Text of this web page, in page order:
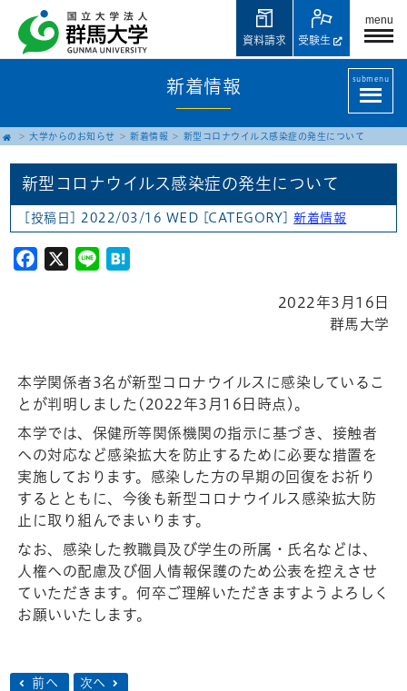
menu
受験生
資料請求
新着情報 submenu
大学からのお知らせ 新着情報 新型コロナウイルス感染症の発生について
新型コロナウイルス感染症の発生について
[投稿日] 2022/03/16 WED [CATEGORY]新着情報
Facebook
X Line
2022年3月16日
群馬大学
本学関係者3名が新型コロナウイルスに感染しているこ
とが判明しました(2022年3月16日時点)。
本学では、保健所等関係機関の指示に基づき、接触者
への対応など感染拡大を防止するために必要な措置を
実施しております。感染した方の早期の回復をお祈り
するとともに、今後も新型コロナウイルス感染拡大防
止に取り組んでまいります。
なお、感染した教職員及び学生の所属・氏名などは、
人権への配慮及び個人情報保護のため公表を控えさせ
ていただきます。何卒ご理解いただきますようよろしく
お願いいたします。
前へ 次へ